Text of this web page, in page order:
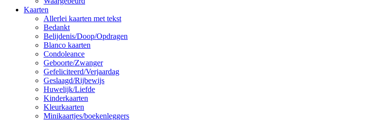
Kaarten
Allerlei kaarten met tekst
Bedankt
Belijdenis/Doop/Opdragen
Blanco kaarten
Condoleance
Geboorte/Zwanger
Gefeliciteerd/Verjaardag
Geslaagd/Rijbewijs
Huwelijk/Liefde
Kinderkaarten
Kleurkaarten
Minikaartjes/boekenleggers